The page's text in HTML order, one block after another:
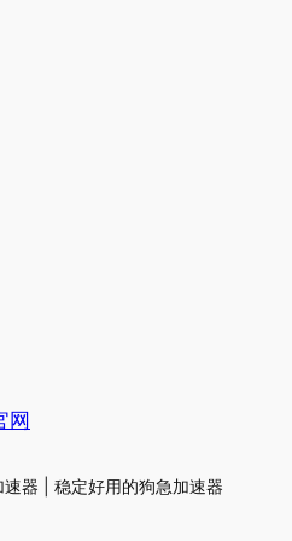
网
器 | 稳定好用的狗急加速器